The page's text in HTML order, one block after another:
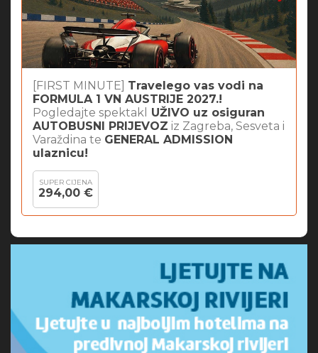
[FIRST MINUTE] Travelego vas vodi na
FORMULA 1 VN AUSTRIJE 2027.!
Pogledajte spektakl UŽIVO uz osiguran
AUTOBUSNI PRIJEVOZ iz Zagreba, Sesveta i
Varaždina te GENERAL ADMISSION
ulaznicu!
SUPER CIJENA
294,00 €